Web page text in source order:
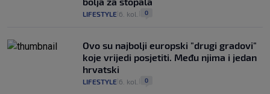
LIFESTYLE 6. kol. 0
Ovo su najbolji europski "drugi gradovi"
koje vrijedi posjetiti. Među njima i jedan
hrvatski
LIFESTYLE 6. kol. 0